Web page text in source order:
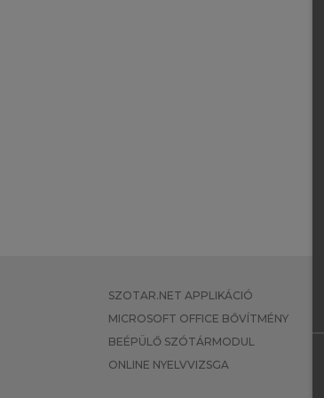
SZOTAR.NET APPLIKÁCIÓ
MICROSOFT OFFICE BŐVÍTMÉNY
BEÉPÜLŐ SZÓTÁRMODUL
ONLINE NYELVVIZSGA